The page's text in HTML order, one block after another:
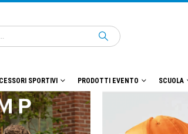
SPORTIVI PRODOTTI EVENTO SCUOLA